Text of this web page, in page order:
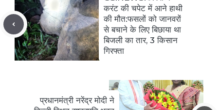
करंट की चपेट में आने हाथी
की मौत:फसलों को जानवरों
से बचाने के लिए बिछाया था
बिजली का तार, 3 किसान
गिरफ्ता
प्रधानमंत्री नरेंद्र मोदी ने